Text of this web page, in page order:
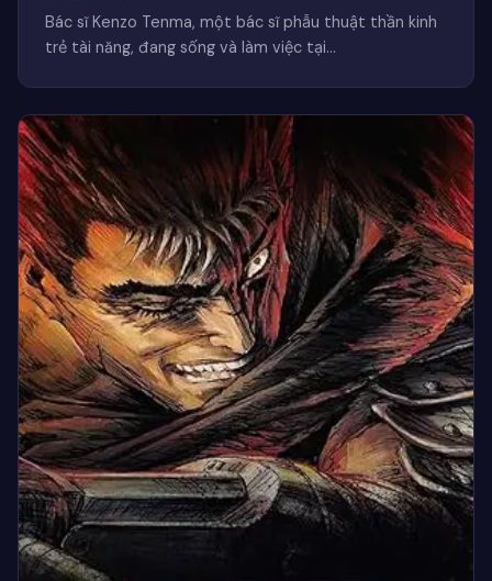
Bác sĩ Kenzo Tenma, một bác sĩ phẫu thuật thần kinh
trẻ tài năng, đang sống và làm việc tại…